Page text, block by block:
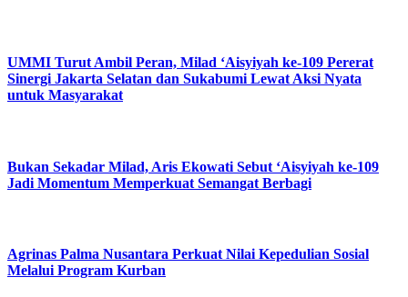
UMMI Turut Ambil Peran, Milad ‘Aisyiyah ke-109 Pererat
Sinergi Jakarta Selatan dan Sukabumi Lewat Aksi Nyata
untuk Masyarakat
Bukan Sekadar Milad, Aris Ekowati Sebut ‘Aisyiyah ke-109
Jadi Momentum Memperkuat Semangat Berbagi
Agrinas Palma Nusantara Perkuat Nilai Kepedulian Sosial
Melalui Program Kurban